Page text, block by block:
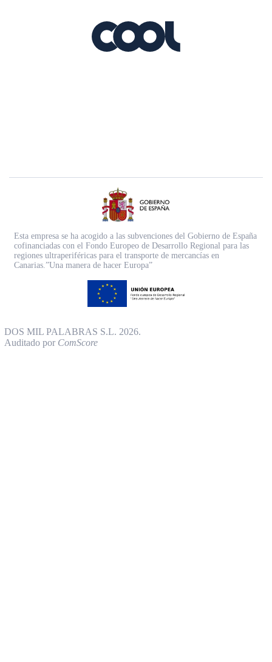
Esta empresa se ha acogido a las subvenciones del Gobierno de España
cofinanciadas con el Fondo Europeo de Desarrollo Regional para las
regiones ultraperiféricas para el transporte de mercancías en
Canarias.”Una manera de hacer Europa”
DOS MIL PALABRAS S.L. 2026.
Auditado por ComScore